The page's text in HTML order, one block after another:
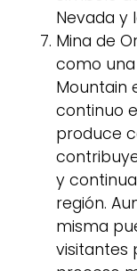
Nevada y
Mina de
como
Mountain
continuo
produce
y
región.
misma
visitantes